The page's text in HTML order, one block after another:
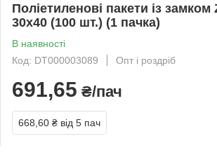
Поліетиленові пакети із
30х40 (100 шт.) (1 пачка)
В наявності
Код: DT000003089
Опт і роздріб
691,65 ₴/пач
668,60 ₴ від 5 пач